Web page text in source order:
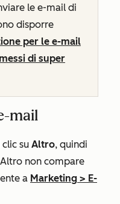
le e-mail di
disporre
per le e-mail
di super
mail
su Altro, quindi
Altro non compare
a Marketing > E-